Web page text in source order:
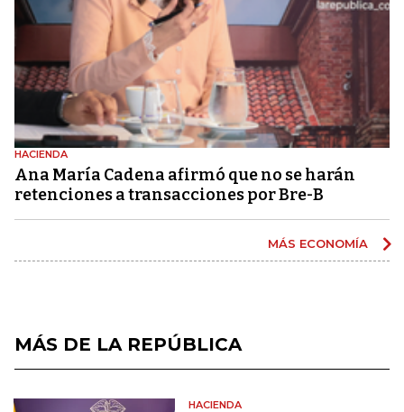
HACIENDA
Ana María Cadena afirmó que no se harán
retenciones a transacciones por Bre-B
MÁS ECONOMÍA
MÁS DE LA REPÚBLICA
HACIENDA